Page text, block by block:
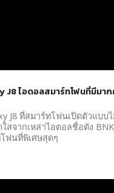
J8 ไอดอลสมาร์ทโฟนที่มีมา
J8 ที่สมาร์ทโฟนเปิดตัวแบบ
จากเหล่าไอดอลชื่อดัง
ฟนที่พิเศษสุดๆ